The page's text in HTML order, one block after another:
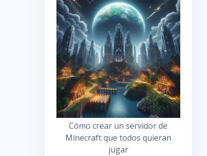
Cómo crear un servidor de
Minecraft que todos quieran
jugar